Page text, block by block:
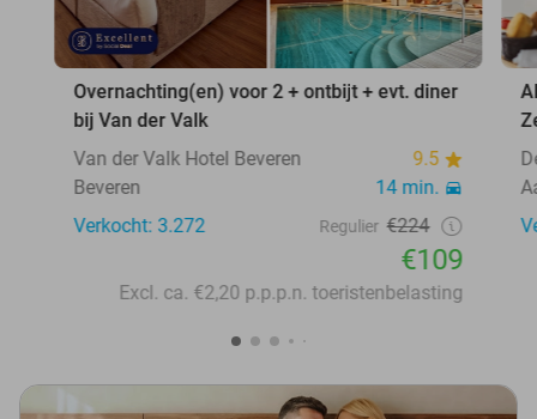
Overnachting(en) voor 2 + ontbijt + evt. diner
bij Van der Valk
Van der Valk Hotel Beveren
9.5
Beveren
14 min.
Verkocht: 3.272
Regulier €224
€109
Excl. ca. €2,20 p.p.p.n. toeristenbelasting